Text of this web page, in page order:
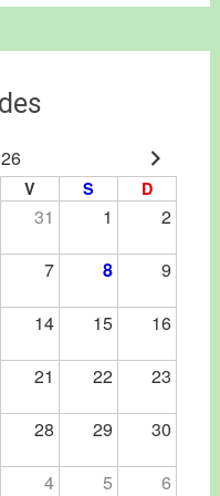
V S D
31 1 2
7 8 9
14 15 16
21 22 23
28 29 30
4 5 6